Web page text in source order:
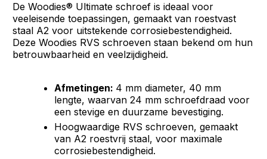
De Woodies® Ultimate schroef is ideaal voor
veeleisende toepassingen, gemaakt van roestvast
staal A2 voor uitstekende corrosiebestendigheid.
Deze Woodies RVS schroeven staan bekend om hun
betrouwbaarheid en veelzijdigheid.
Afmetingen: 4 mm diameter, 40 mm
lengte, waarvan 24 mm schroefdraad voor
een stevige en duurzame bevestiging.
Hoogwaardige RVS schroeven, gemaakt
van A2 roestvrij staal, voor maximale
corrosiebestendigheid.